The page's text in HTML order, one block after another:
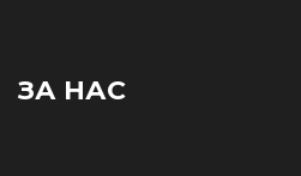
ЗА НАС